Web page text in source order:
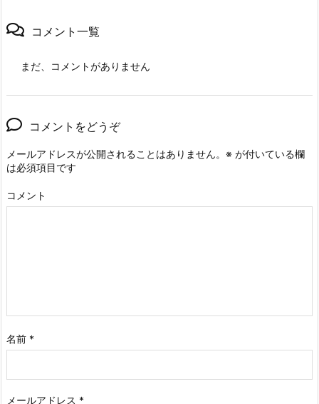
コメント一覧
まだ、コメントがありません
コメントをどうぞ
メールアドレスが公開されることはありません。 ※ が付いている欄
は必須項目です
コメント
名前 *
メールアドレス *